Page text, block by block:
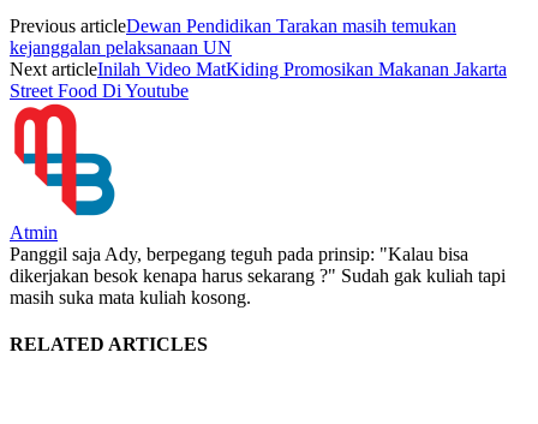
Previous articleDewan Pendidikan Tarakan masih temukan
kejanggalan pelaksanaan UN
Next articleInilah Video MatKiding Promosikan Makanan Jakarta
Street Food Di Youtube
Atmin
Panggil saja Ady, berpegang teguh pada prinsip: "Kalau bisa
dikerjakan besok kenapa harus sekarang ?" Sudah gak kuliah tapi
masih suka mata kuliah kosong.
RELATED ARTICLES